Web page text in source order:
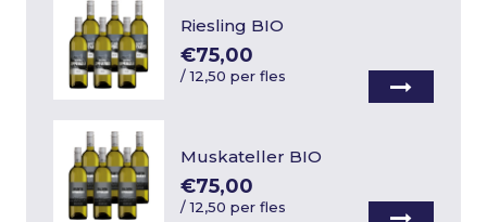
Riesling BIO
€75,00
/12,50 per fles
Muskateller BIO
€75,00
/12,50 per fles